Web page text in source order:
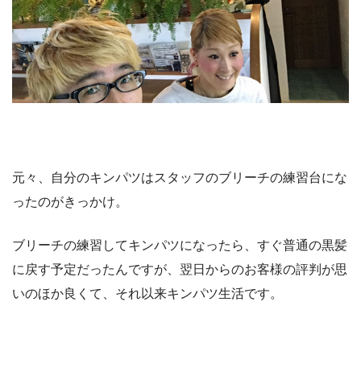
元々、自分のキンパツはスタッフのブリーチの練習台にな
ったのがきっかけ。
ブリーチの練習してキンパツになったら、すぐ普通の黒髪
に戻す予定だったんですが、翌日からのお客様の評判が思
いのほか良くて、それ以来キンパツ生活です。